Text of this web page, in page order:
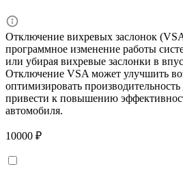
Отключение вихревых заслонок
программное изменение работы
или убирая вихревые заслонки в
Отключение VSA может улучшить
оптимизировать
привести к повышению
автомобиля.
10000 ₽